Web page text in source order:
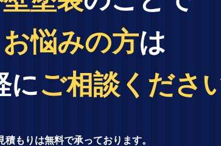
お悩みの方は
にご相談くださ
もりは無料で承っております。